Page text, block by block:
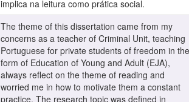
implica na leitura como prática social.
The theme of this dissertation came from my
concerns as a teacher of Criminal Unit, teaching
Portuguese for private students of freedom in the
form of Education of Young and Adult (EJA),
always reflect on the theme of reading and
worried me in how to motivate them a constant
practice. The research topic was defined in